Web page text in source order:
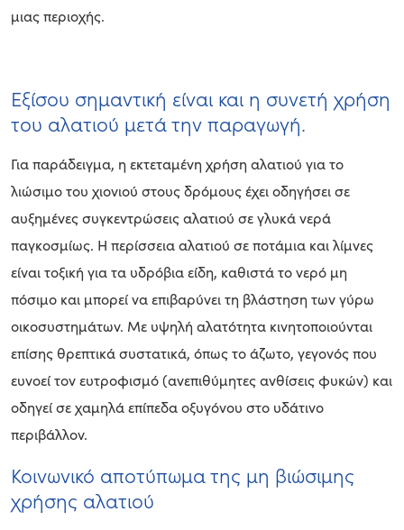
μιας περιοχής.
Εξίσου σημαντική είναι και η συνετή χρήση
του αλατιού μετά την παραγωγή.
Για παράδειγμα, η εκτεταμένη χρήση αλατιού για το
λιώσιμο του χιονιού στους δρόμους έχει οδηγήσει σε
αυξημένες συγκεντρώσεις αλατιού σε γλυκά νερά
παγκοσμίως. Η περίσσεια αλατιού σε ποτάμια και λίμνες
είναι τοξική για τα υδρόβια είδη, καθιστά το νερό μη
πόσιμο και μπορεί να επιβαρύνει τη βλάστηση των γύρω
οικοσυστημάτων. Με υψηλή αλατότητα κινητοποιούνται
επίσης θρεπτικά συστατικά, όπως το άζωτο, γεγονός που
ευνοεί τον ευτροφισμό (ανεπιθύμητες ανθίσεις φυκών) και
οδηγεί σε χαμηλά επίπεδα οξυγόνου στο υδάτινο
περιβάλλον.
Κοινωνικό αποτύπωμα της μη βιώσιμης
χρήσης αλατιού